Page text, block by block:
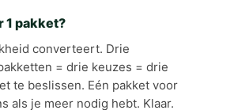
1 pakket?
converteert. Drie
= drie keuzes = drie
te beslissen. Eén pakket voor
als je meer nodig hebt. Klaar.